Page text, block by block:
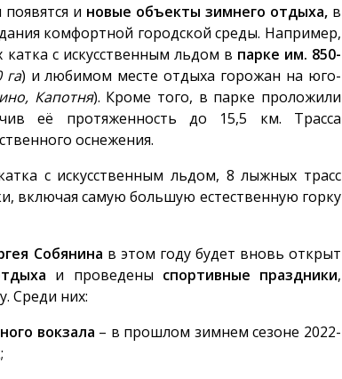
и новые объекты зимнего отдыха, в
комфортной городской среды. Например,
с искусственным льдом в парке им. 850-
га) и любимом месте отдыха горожан на юго-
Капотня). Кроме того, в парке проложили
её протяженность до 15,5 км. Трасса
оснежения.
с искусственным льдом, 8 лыжных трасс
включая самую большую естественную горку
Собянина в этом году будет вновь открыт
и проведены спортивные праздники,
Среди них:
вокзала – в прошлом зимнем сезоне 2022-